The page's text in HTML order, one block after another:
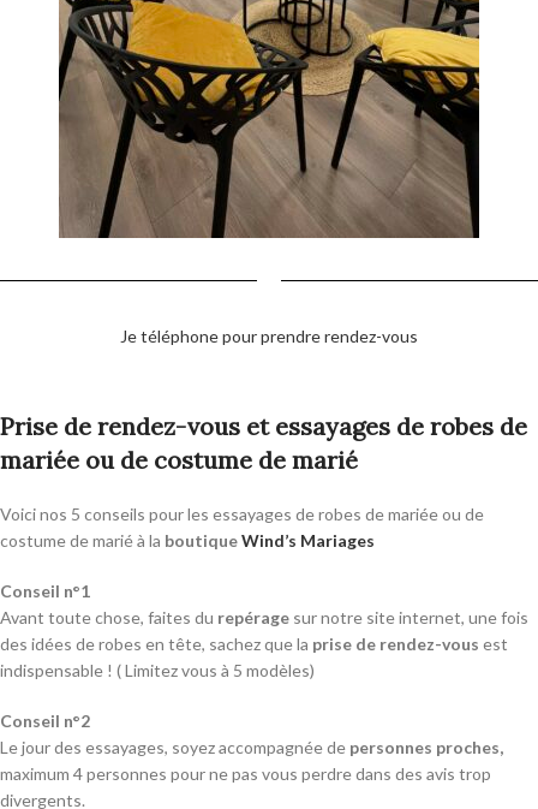
Je téléphone pour prendre rendez-vous
Prise de rendez-vous et essayages de robes de
mariée ou de costume de marié
Voici nos 5 conseils pour les essayages de robes de mariée ou de
costume de marié à la boutiqueWind’s Mariages
Conseil n°1
Avant toute chose, faites du repérage sur notre site internet, une fois
des idées de robes en tête, sachez que la prise de rendez-vous est
indispensable ! ( Limitez vous à 5 modèles)
Conseil n°2
Le jour des essayages, soyez accompagnée de personnes proches,
maximum 4 personnes pour ne pas vous perdre dans des avis trop
divergents.